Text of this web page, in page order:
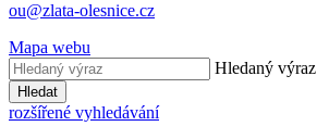
ou@zlata-olesnice.cz
Mapa webu
Hledaný výraz
Hledat
rozšířené vyhledávání